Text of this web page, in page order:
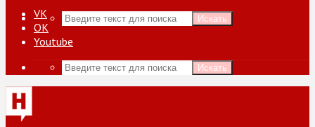
Искать
VK
ОК
Youtube
Искать